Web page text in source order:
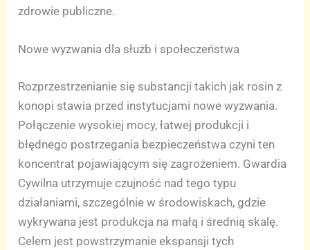
zdrowie publiczne.
Nowe wyzwania dla służb i społeczeństwa
Rozprzestrzenianie się substancji takich jak rosin z
konopi stawia przed instytucjami nowe wyzwania.
Połączenie wysokiej mocy, łatwej produkcji i
błędnego postrzegania bezpieczeństwa czyni ten
koncentrat pojawiającym się zagrożeniem. Gwardia
Cywilna utrzymuje czujność nad tego typu
działaniami, szczególnie w środowiskach, gdzie
wykrywana jest produkcja na małą i średnią skalę.
Celem jest powstrzymanie ekspansji tych